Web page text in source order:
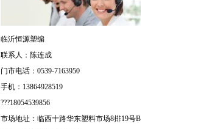
临沂恒源塑编
联系人：陈连成
门市电话：0539-7163950
手机：13864928519
???18054539856
市场地址：临西十路华东塑料市场8排19号B